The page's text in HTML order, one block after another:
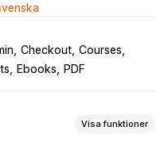
Checkout Courses
Ebooks PDF
Visa funktioner